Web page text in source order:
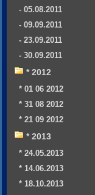
- 05.08.2011
- 09.09.2011
- 23.09.2011
- 30.09.2011
* 2012
* 01 06 2012
* 31 08 2012
* 21 09 2012
* 2013
* 24.05.2013
* 14.06.2013
* 18.10.2013